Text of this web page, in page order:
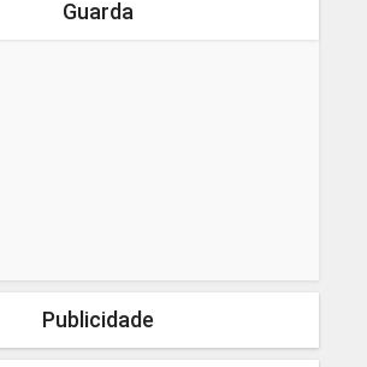
Guarda
Publicidade